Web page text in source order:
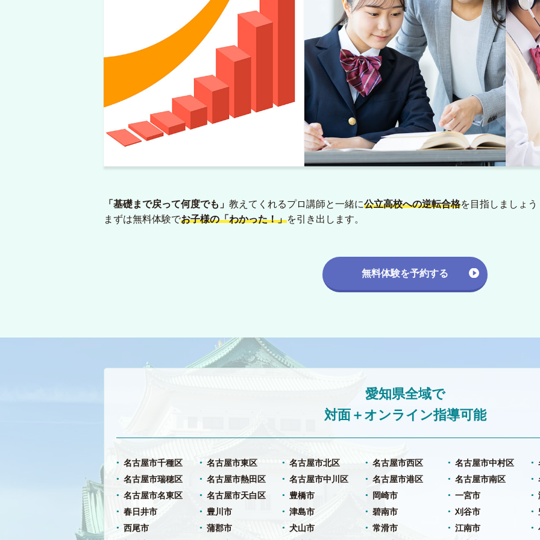
「基礎まで戻って何度でも」 教えてくれるプロ講師と一緒に公立高校への逆転合格を目指しましょう
まずは無料体験でお子様の「わかった！」を引き出します。
無料体験を予約する
愛知県全域で
対面＋オンライン指導可能
名古屋市千種区 名古屋市東区 名古屋市北区 名古屋市西区 名古屋市中村区
名古屋市瑞穂区
名古屋市熱田区 名古屋市中川区 名古屋市港区 名古屋市南区
名古屋市名東区
名古屋市天白区 豊橋市 岡崎市 一宮市
春日井市
豊川市 津島市 碧南市 刈谷市
西尾市
蒲郡市 犬山市 常滑市 江南市